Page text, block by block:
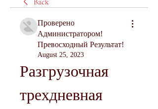
Back
Проверено
Администратором!
Превосходный Результат!
August 25, 2023
Разгрузочная
трехдневная